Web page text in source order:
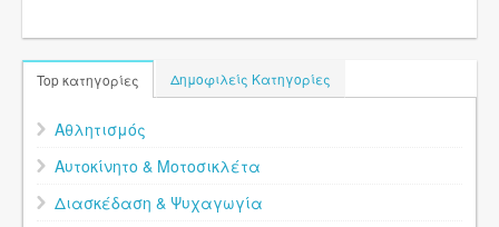
Top κατηγορίες Δημοφιλείς Κατηγορίες
Αθλητισμός
Αυτοκίνητο & Μοτοσικλέτα
Διασκέδαση & Ψυχαγωγία